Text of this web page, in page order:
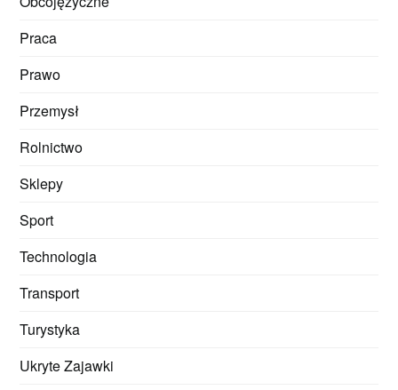
Praca
Prawo
Przemysł
Rolnictwo
Sklepy
Sport
Technologia
Transport
Turystyka
Ukryte Zajawki